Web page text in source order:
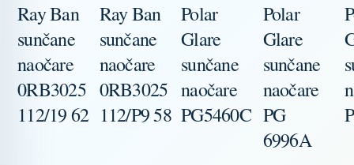
Ray Ban
sunčane
naočare
0RB3025
112/19 62
Ray Ban
sunčane
naočare
0RB3025
112/P9 58
Polar
Glare
sunčane
naočare
PG5460C
Polar
Glare
sunčane
naočare
PG
6996A